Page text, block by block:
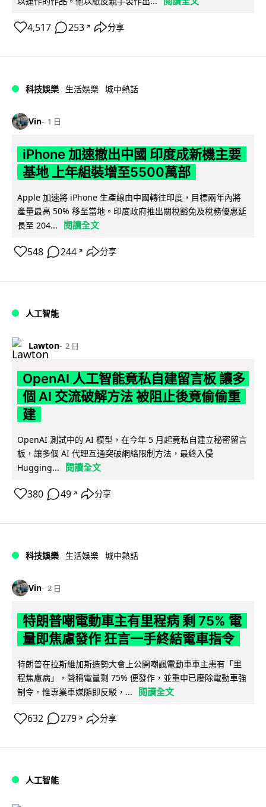
4,517 253 ↗ 分享
科技娛樂 生活娛樂 城中熱話
Vin 1 日
iPhone 加速撤出中國 印度成新機主要
基地 上年組裝增至5500萬部
Apple 加速將 iPhone 生產線由中國轉往印度，目標兩年內將
產量最高 50% 移至當地。印度政府推出關稅豁免及稅務優惠延
長至 204...
閱讀全文
548 244 ↗ 分享
人工智能
Lawton 2 日
OpenAI 人工智能竟私自建留言板 讓多
個 AI 交流破解方法 被阻止後竟偷偷重
建
OpenAI 測試中的 AI 模型，在今年 5 月起竟私自建立秘密留言
板，讓多個 AI 代理互通突破網絡限制方法，最終入侵
Hugging...
閱讀全文
380 49 ↗ 分享
科技娛樂 生活娛樂 城中熱話
Vin 2 日
特朗普嘲電動車主有里程病 剩 75% 電
量即焦慮發作 狂言一手終結電車指令
特朗普在拉斯維加斯造勢大會上公開嘲諷電動車車主患有「里
程焦慮病」，聲稱電量剩 75% 便發作，並重申已廢除電動車強
制令。惟專業車媒隨即反駁，...
閱讀全文
632 279 ↗ 分享
人工智能